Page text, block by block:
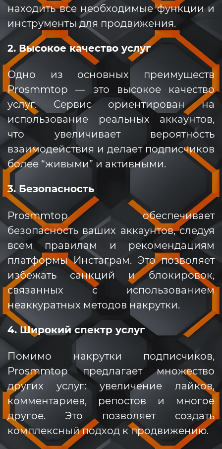
находить все необходимые функции и
инструменты для продвижения.
2. Высокое качество услуг
Одно из основных преимуществ
Prosmmtop — это высокое качество
услуг. Сервис ориентирован на
использование реальных аккаунтов,
что увеличивает вероятность
взаимодействия и делает подписчиков
более “живыми” и активными.
3. Безопасность
Prosmmtop обеспечивает
безопасность ваших аккаунтов, следуя
всем правилам и рекомендациям
платформы Инстаграм. Это позволяет
избежать санкций и блокировок,
связанных с использованием
неаккуратных методов накрутки.
4. Широкий спектр услуг
Помимо накрутки подписчиков,
Prosmmtop предлагает множество
других услуг: увеличение лайков,
комментариев, репостов и многое
другое. Это позволяет создать
комплексный подход к продвижению.